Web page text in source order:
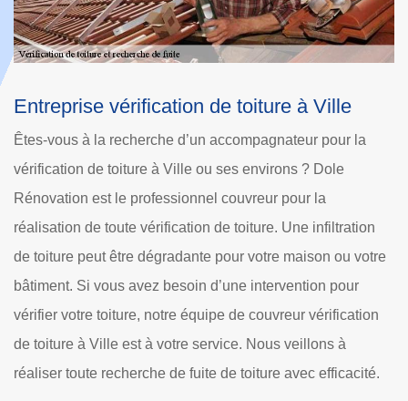
la
votre
Entreprise vérification de toiture à Ville
Couvreur vérification de toiture à Ville, Dole
est un professionnel 60400 qui organise des
pour assurer l’étanchéité et la tenue de chaque
Nous faisons des travaux fiables et durables. En
sur tout le département, nous veillons à ce que
demande de vérification de toiture soit assurée avec
adresse et savoir-faire. Nos experts mettent en place
également un devis vérification de toiture à Ville
sans engagement. Vous pouvez faire une demande